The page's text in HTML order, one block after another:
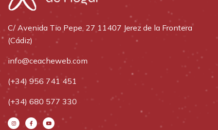
C/ Avenida Tio Pepe, 27 11407 Jerez de la Frontera
(Cádiz)
info@ceacheweb.com
(+34) 956 741 451
(+34) 680 577 330